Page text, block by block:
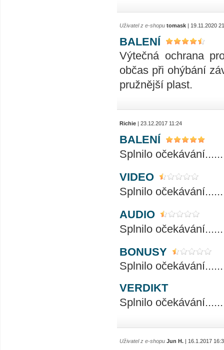
Uživatel z e-shopu tomask | 19.11.2020
BALENÍ
Výtečná ochrana
občas při ohýbání
pružnější plast.
Richie | 23.12.2017 11:24
BALENÍ
Splnilo
VIDEO
Splnilo
AUDIO
Splnilo
BONUSY
Splnilo
VERDIKT
Splnilo
Uživatel z e-shopu Jun H. | 16.1.2017